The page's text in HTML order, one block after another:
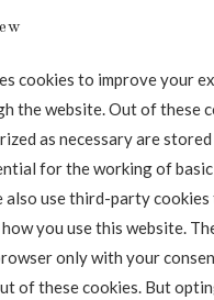
cookies to improve your
the website. Out of these
as necessary are
for the working of
also use third-party cookies
you use this website.
only with your
of these cookies. But